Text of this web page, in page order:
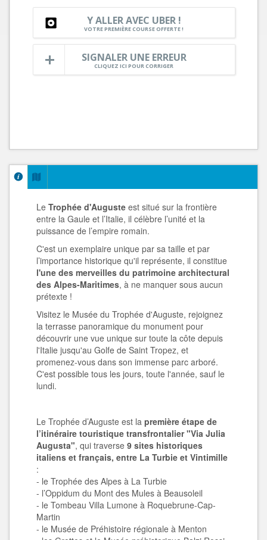
Y ALLER AVEC UBER !
VOTRE PREMIÈRE COURSE OFFERTE !
SIGNALER UNE ERREUR
CLIQUEZ ICI POUR CORRIGER
Le Trophée d'Auguste est situé sur la frontière
entre la Gaule et l’Italie, il célèbre l’unité et la
puissance de l’empire romain.
C'est un exemplaire unique par sa taille et par
l’importance historique qu'il représente, il constitue
l'une des merveilles du patrimoine architectural
des Alpes-Maritimes, à ne manquer sous aucun
prétexte !
Visitez le Musée du Trophée d'Auguste, rejoignez
la terrasse panoramique du monument pour
découvrir une vue unique sur toute la côte depuis
l'Italie jusqu'au Golfe de Saint Tropez, et
promenez-vous dans son immense parc arboré.
C'est possible tous les jours, toute l'année, sauf le
lundi.
Le Trophée d’Auguste est la première étape de
l’itinéraire touristique transfrontalier "Via Julia
Augusta", qui traverse 9 sites historiques
italiens et français, entre La Turbie et Vintimille
:
- le Trophée des Alpes à La Turbie
- l’Oppidum du Mont des Mules à Beausoleil
- le Tombeau Villa Lumone à Roquebrune-Cap-
Martin
- le Musée de Préhistoire régionale à Menton